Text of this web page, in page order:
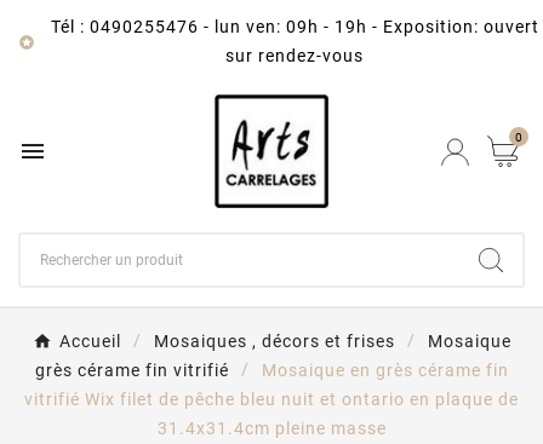

Tél : 0490255476 -
lun ven: 09h - 19h - Exposition: ouvert
sur rendez-vous
 0
Accueil Mosaiques , décors et frises
Mosaique
grès cérame fin vitrifié
Mosaique en grès cérame fin
vitrifié Wix filet de pêche bleu nuit et ontario en plaque de
31.4x31.4cm pleine masse